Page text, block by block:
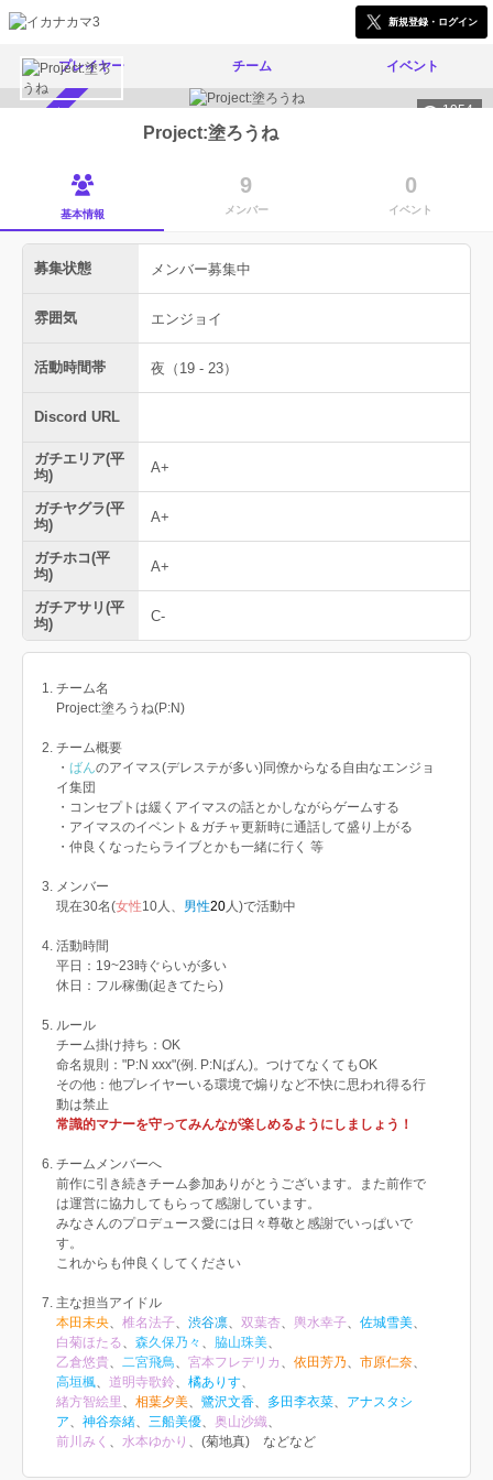
新規登録・ログイン
プレイヤー チーム イベント
1954
Project:塗ろうね
基本情報
9
メンバー
0
イベント
募集状態 メンバー募集中
雰囲気 エンジョイ
活動時間帯 夜（19 - 23）
Discord URL
ガチエリア(平
均)
A+
ガチヤグラ(平
均)
A+
ガチホコ(平
均)
A+
ガチアサリ(平
均)
C-
チーム名
Project:塗ろうね(P:N)
チーム概要
・ ばんのアイマス(デレステが多い)同僚からなる自由なエンジョ
イ集団
・コンセプトは緩くアイマスの話とかしながらゲームする
・アイマスのイベント＆ガチャ更新時に通話して盛り上がる
・仲良くなったらライブとかも一緒に行く 等
メンバー
現在30名(女性10人、 男性20人)で活動中
活動時間
平日：19~23時ぐらいが多い
休日：フル稼働(起きてたら)
ルール
チーム掛け持ち：OK
命名規則："P:N xxx"(例. P:Nばん)。つけてなくてもOK
その他：他プレイヤーいる環境で煽りなど不快に思われ得る行
動は禁止
常識的マナーを守ってみんなが楽しめるようにしましょう！
チームメンバーへ
前作に引き続きチーム参加ありがとうございます。また前作で
は運営に協力してもらって感謝しています。
みなさんのプロデュース愛には日々尊敬と感謝でいっぱいで
す。
これからも仲良くしてください
主な担当アイドル
本田未央、 椎名法子、 渋谷凛、 双葉杏、 輿水幸子、 佐城雪美、
白菊ほたる、 森久保乃々 、 脇山珠美、
乙倉悠貴、 二宮飛鳥、 宮本フレデリカ 、 依田芳乃、 市原仁奈、
高垣楓、 道明寺歌鈴、 橘ありす、
緒方智絵里 、 相葉夕美、 鷺沢文香、 多田李衣菜、 アナスタシ
ア、 神谷奈緒、 三船美優、 奥山沙織、
前川みく 、 水本ゆかり 、(菊地真) などなど